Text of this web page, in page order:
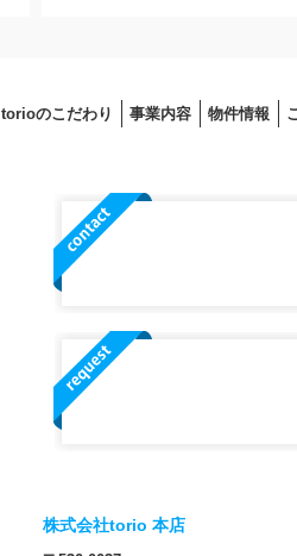
torioのこだわり 事業内容 物件情報
株式会社torio 本店